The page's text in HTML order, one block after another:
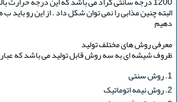
البته چنین مذابی را نمی توان شکل داد . از این رو باید
دهیم
معرفی روش های مختلف تولید
ظروف شیشه ای به سه روش قابل تولید می باشد که
روش سنتی
روش نیمه اتوماتیک